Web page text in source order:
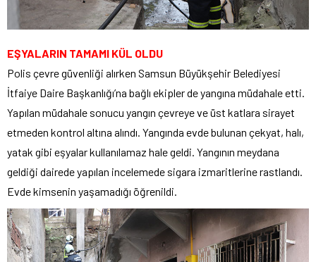
EŞYALARIN TAMAMI KÜL OLDU
Polis çevre güvenliği alırken Samsun Büyükşehir Belediyesi
İtfaiye Daire Başkanlığı’na bağlı ekipler de yangına müdahale etti.
Yapılan müdahale sonucu yangın çevreye ve üst katlara sirayet
etmeden kontrol altına alındı. Yangında evde bulunan çekyat, halı,
yatak gibi eşyalar kullanılamaz hale geldi. Yangının meydana
geldiği dairede yapılan incelemede sigara izmaritlerine rastlandı.
Evde kimsenin yaşamadığı öğrenildi.